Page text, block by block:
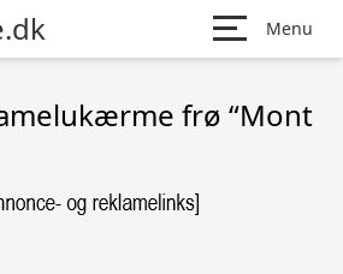
Menu
frø “Mont